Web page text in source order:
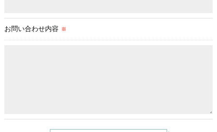
お問い合わせ内容 ※